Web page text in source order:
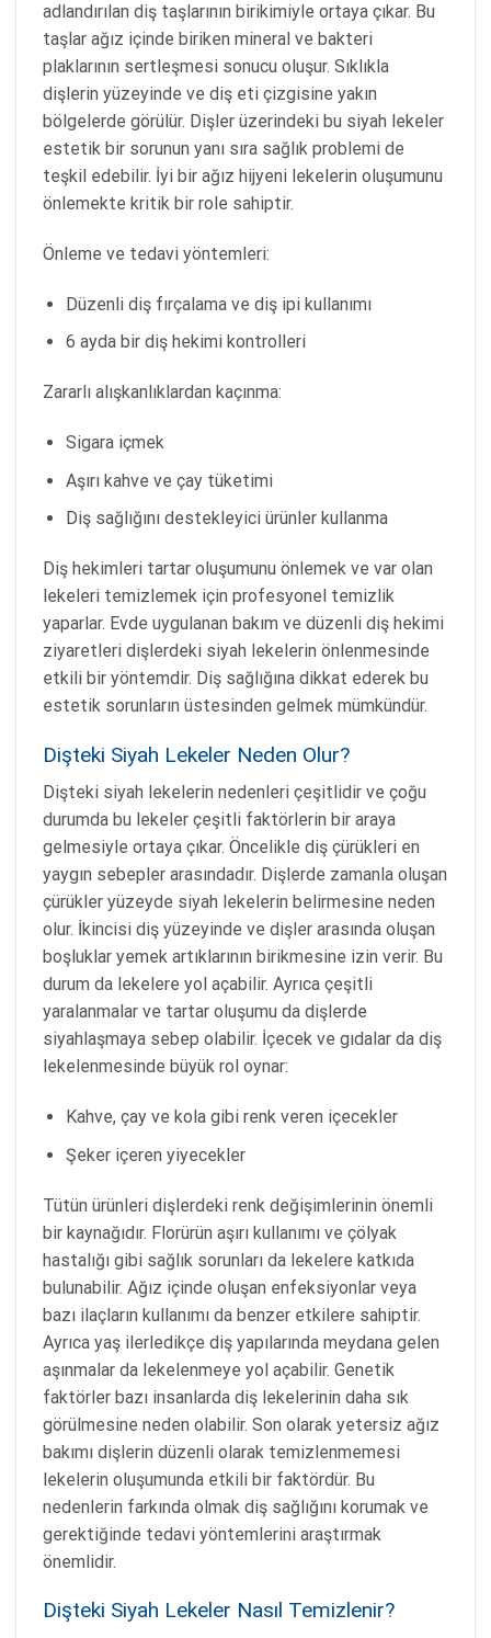
adlandırılan diş taşlarının birikimiyle ortaya çıkar. Bu
taşlar ağız içinde biriken mineral ve bakteri
plaklarının sertleşmesi sonucu oluşur. Sıklıkla
dişlerin yüzeyinde ve diş eti çizgisine yakın
bölgelerde görülür. Dişler üzerindeki bu siyah lekeler
estetik bir sorunun yanı sıra sağlık problemi de
teşkil edebilir. İyi bir ağız hijyeni lekelerin oluşumunu
önlemekte kritik bir role sahiptir.
Önleme ve tedavi yöntemleri:
Düzenli diş fırçalama ve diş ipi kullanımı
6 ayda bir diş hekimi kontrolleri
Zararlı alışkanlıklardan kaçınma:
Sigara içmek
Aşırı kahve ve çay tüketimi
Diş sağlığını destekleyici ürünler kullanma
Diş hekimleri tartar oluşumunu önlemek ve var olan
lekeleri temizlemek için profesyonel temizlik
yaparlar. Evde uygulanan bakım ve düzenli diş hekimi
ziyaretleri dişlerdeki siyah lekelerin önlenmesinde
etkili bir yöntemdir. Diş sağlığına dikkat ederek bu
estetik sorunların üstesinden gelmek mümkündür.
Dişteki Siyah Lekeler Neden Olur?
Dişteki siyah lekelerin nedenleri çeşitlidir ve çoğu
durumda bu lekeler çeşitli faktörlerin bir araya
gelmesiyle ortaya çıkar. Öncelikle diş çürükleri en
yaygın sebepler arasındadır. Dişlerde zamanla oluşan
çürükler yüzeyde siyah lekelerin belirmesine neden
olur. İkincisi diş yüzeyinde ve dişler arasında oluşan
boşluklar yemek artıklarının birikmesine izin verir. Bu
durum da lekelere yol açabilir. Ayrıca çeşitli
yaralanmalar ve tartar oluşumu da dişlerde
siyahlaşmaya sebep olabilir. İçecek ve gıdalar da diş
lekelenmesinde büyük rol oynar:
Kahve, çay ve kola gibi renk veren içecekler
Şeker içeren yiyecekler
Tütün ürünleri dişlerdeki renk değişimlerinin önemli
bir kaynağıdır. Florürün aşırı kullanımı ve çölyak
hastalığı gibi sağlık sorunları da lekelere katkıda
bulunabilir. Ağız içinde oluşan enfeksiyonlar veya
bazı ilaçların kullanımı da benzer etkilere sahiptir.
Ayrıca yaş ilerledikçe diş yapılarında meydana gelen
aşınmalar da lekelenmeye yol açabilir. Genetik
faktörler bazı insanlarda diş lekelerinin daha sık
görülmesine neden olabilir. Son olarak yetersiz ağız
bakımı dişlerin düzenli olarak temizlenmemesi
lekelerin oluşumunda etkili bir faktördür. Bu
nedenlerin farkında olmak diş sağlığını korumak ve
gerektiğinde tedavi yöntemlerini araştırmak
önemlidir.
Dişteki Siyah Lekeler Nasıl Temizlenir?